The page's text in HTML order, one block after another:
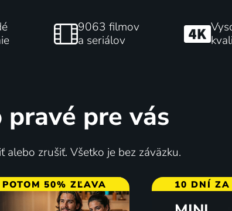
9063 filmov
a seriálov
pre vás
zrušiť. Všetko je bez záväzku.
50% ZĽAVA 10 DNÍ ZA